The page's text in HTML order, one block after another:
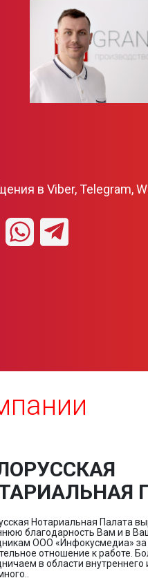
в Viber, Telegram,
Нотариальная Палата
благодарность Вам и в
ООО «Инфокусмедиа» за
отношение к работе.
в области внутреннего